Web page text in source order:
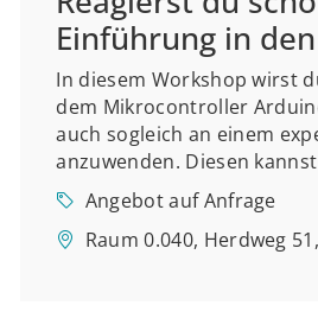
Einführung in
In diesem Workshop wirst
dem Mikrocontroller
auch sogleich an einem
anzuwenden. Diesen
Angebot auf Anfrage
Raum 0.040, Herdweg